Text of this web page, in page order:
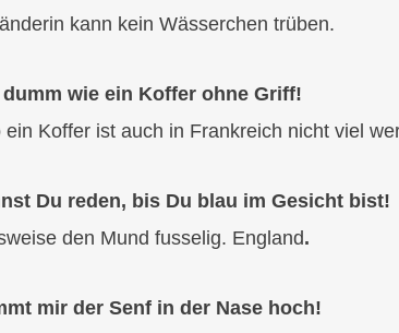
kann kein Wässerchen trüben.
dumm wie ein Koffer ohne Griff!
ein Koffer ist auch in Frankreich nicht viel
Du reden, bis Du blau im Gesicht bist!
den Mund fusselig. England.
mir der Senf in der Nase hoch!